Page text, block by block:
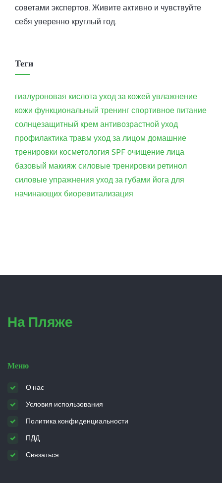
советами экспертов. Живите активно и чувствуйте
себя уверенно круглый год.
Теги
гиалуроновая кислота уход за кожей увлажнение
кожи функциональный тренинг спортивное питание
солнцезащитный крем антивозрастной уход
профилактика травм уход за лицом домашние
тренировки косметология SPF очищение лица
базовый макияж силовые тренировки ретинол
силовые упражнения уход за губами йога для
начинающих биоревитализация
На Пляже
Меню
О нас
Условия использования
Политика конфиденциальности
ПДД
Связаться